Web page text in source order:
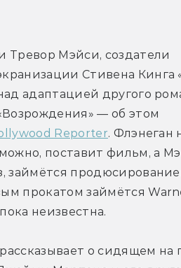
Тревор Мэйси, создатели
Стивена Кинга
адаптацией другого
— об этом
Reporter. Флэнеган
поставит фильм, а
займётся
прокатом займётся
неизвестна.
о сидящем на